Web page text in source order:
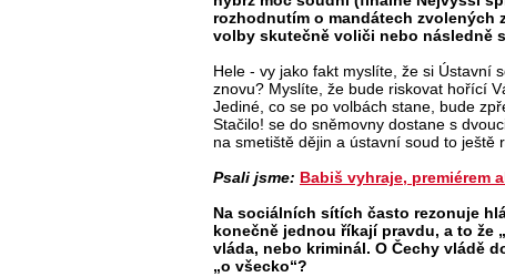
rozhodnutím o mandátech zvolených
volby skutečně voliči nebo následně
Hele - vy jako fakt myslíte, že si Ústavní
znovu? Myslíte, že bude riskovat hořící
Jediné, co se po volbách stane, bude
Stačilo! se do sněmovny dostane s
na smetiště dějin a ústavní soud to ještě
Psali jsme: Babiš vyhraje, premiérem
Na sociálních sítích často rezonuje
konečně jednou říkají pravdu, a to že
vláda, nebo kriminál. O Čechy vládě
„o všecko“?